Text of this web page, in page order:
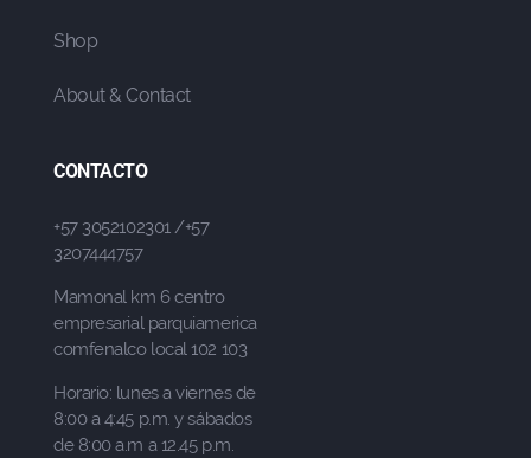
Shop
About & Contact
CONTACTO
+57 3052102301 /+57
3207444757
Mamonal km 6 centro
empresarial parquiamerica
comfenalco local 102 103
Horario: lunes a viernes de
8:00 a 4:45 p.m. y sábados
de 8:00 a.m a 12.45 p.m.